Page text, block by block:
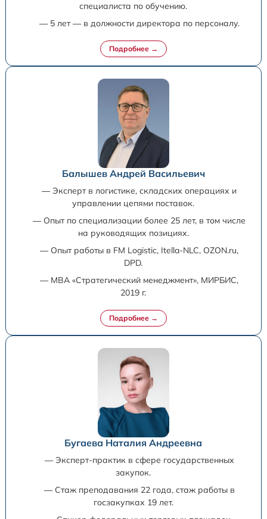
специалиста по обучению.
— 5 лет — в должности директора по персоналу.
Балышев Андрей Васильевич
— Эксперт в логистике, складских операциях и
управлении цепями поставок.
— Опыт по специализации более 25 лет, в том числе
на руководящих позициях.
— Опыт работы в FM Logistic, Itella-NLC, OZON.ru,
DPD.
— MBA «Стратегический менеджмент», МИРБИС,
2019 г.
Бугаева Наталия Андреевна
— Эксперт-практик в сфере государственных
закупок.
— Стаж преподавания 22 года, стаж работы в
госзакупках 19 лет.